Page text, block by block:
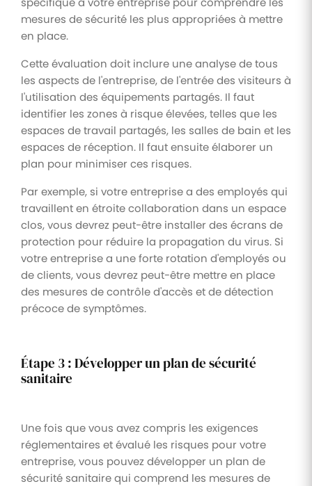
mesures de sécurité les plus appropriées à mettre
en place.
Cette évaluation doit inclure une analyse de tous
les aspects de l'entreprise, de l'entrée des visiteurs à
l'utilisation des équipements partagés. Il faut
identifier les zones à risque élevées, telles que les
espaces de travail partagés, les salles de bain et les
espaces de réception. Il faut ensuite élaborer un
plan pour minimiser ces risques.
Par exemple, si votre entreprise a des employés qui
travaillent en étroite collaboration dans un espace
clos, vous devrez peut-être installer des écrans de
protection pour réduire la propagation du virus. Si
votre entreprise a une forte rotation d'employés ou
de clients, vous devrez peut-être mettre en place
des mesures de contrôle d'accès et de détection
précoce de symptômes.
Étape 3 : Développer un plan de sécurité
sanitaire
Une fois que vous avez compris les exigences
réglementaires et évalué les risques pour votre
entreprise, vous pouvez développer un plan de
sécurité sanitaire qui comprend les mesures de